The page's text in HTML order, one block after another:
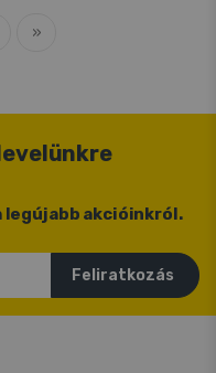
»
legújabb akcióinkról.
Feliratkozás